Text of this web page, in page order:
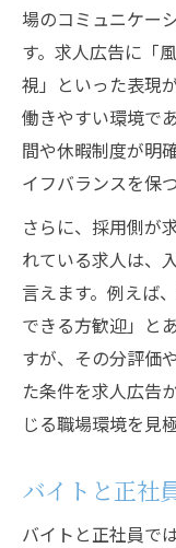
場のコミュニケー
す。求人広告に「
視」といった表現
働きやすい環境で
間や休暇制度が明
イフバランスを保
さらに、採用側が
れている求人は、
言えます。例えば
できる方歓迎」と
すが、その分評価
た条件を求人広告
じる職場環境を見
バイトと正社
バイトと正社員で